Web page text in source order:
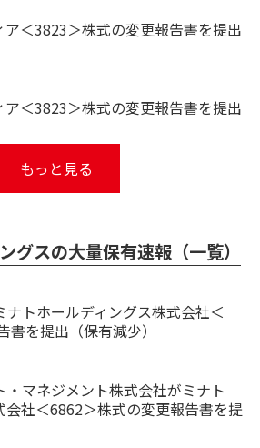
＜3823＞株式の変更報告書を提出
＜3823＞株式の変更報告書を提出
もっと見る
グスの大量保有速報（一覧）
トホールディングス株式会社＜
を提出（保有減少）
・マネジメント株式会社がミナト
会社＜6862＞株式の変更報告書を提